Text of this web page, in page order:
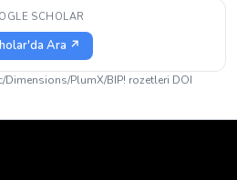
SCHOLAR
Ara ↗
PlumX/BIP! rozetleri DOI